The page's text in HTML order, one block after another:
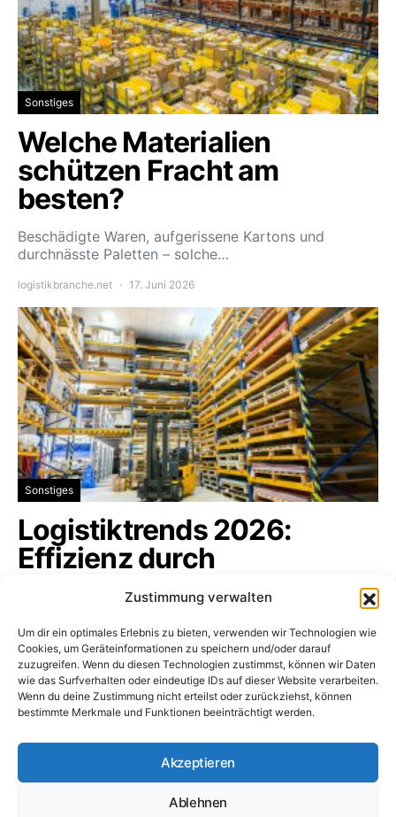
Zustimmung verwalten
Um dir ein optimales Erlebnis zu bieten, verwenden wir Technologien wie
Cookies, um Geräteinformationen zu speichern und/oder darauf
zuzugreifen. Wenn du diesen Technologien zustimmst, können wir Daten
wie das Surfverhalten oder eindeutige IDs auf dieser Website verarbeiten.
Wenn du deine Zustimmung nicht erteilst oder zurückziehst, können
bestimmte Merkmale und Funktionen beeinträchtigt werden.
Akzeptieren
Ablehnen
Sonstiges
Welche Materialien
schützen Fracht am
besten?
Beschädigte Waren, aufgerissene Kartons und
durchnässte Paletten – solche…
logistikbranche.net 17. Juni 2026
Sonstiges
Logistiktrends 2026:
Effizienz durch
Digitalisierung
Die Logistikbranche befindet sich in einem
tiefgreifenden Wandel, der sämtliche…
logistikbranche.net 16. Januar 2026
Logistikbranche.net
Datenschutz